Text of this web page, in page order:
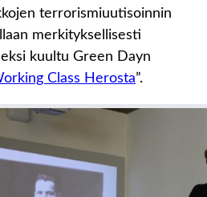
terrorismiuutisoinnin
merkityksellisesti
kuultu Green Dayn
Class Herosta”.